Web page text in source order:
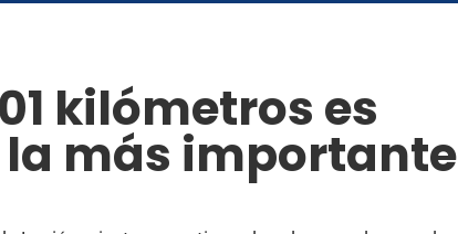
kilómetros es
más importante